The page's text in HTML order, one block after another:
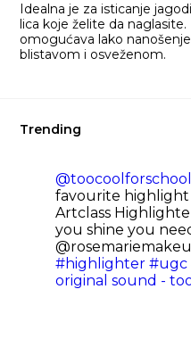
Idealna je za isticanje
lica koje želite da
omogućava lako
blistavom i osveženom.
Trending
favourite highlight
Artclass
you shine you
#highlighter #ugc
original sound -